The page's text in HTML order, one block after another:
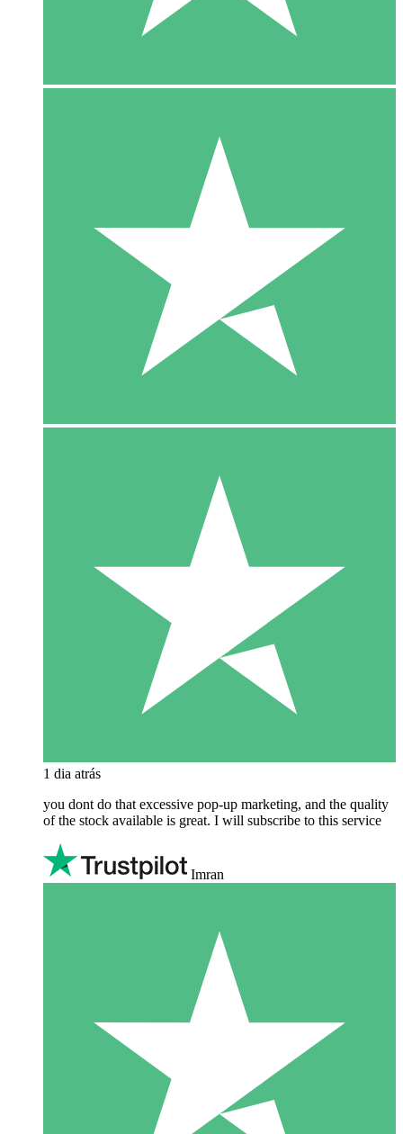
1 dia atrás
you dont do that excessive pop-up marketing, and the quality
of the stock available is great. I will subscribe to this service
Imran